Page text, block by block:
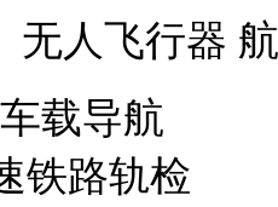
无人飞行器
：车载导
路轨检